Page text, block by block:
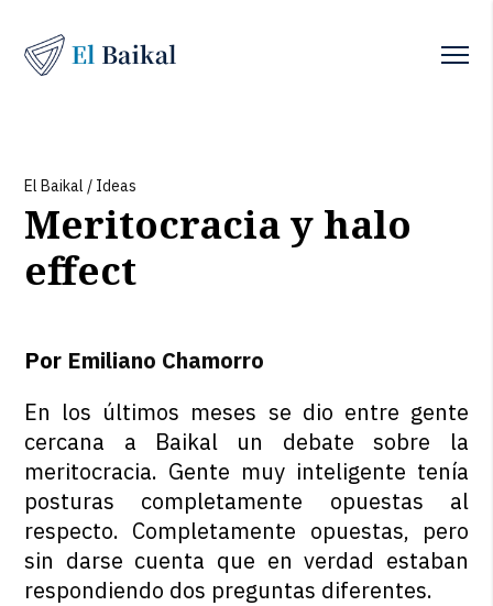
El Baikal / Ideas
Meritocracia y halo
effect
Por Emiliano Chamorro
En los últimos meses se dio entre gente
cercana a Baikal un debate sobre la
meritocracia. Gente muy inteligente tenía
posturas completamente opuestas al
respecto. Completamente opuestas, pero
sin darse cuenta que en verdad estaban
respondiendo dos preguntas diferentes.